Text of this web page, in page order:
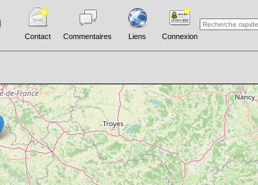
Contact Commentaires Liens Connexion